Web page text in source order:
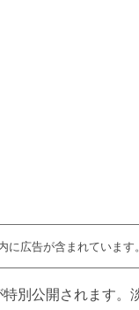
に広告が含まれています。
別公開されます。